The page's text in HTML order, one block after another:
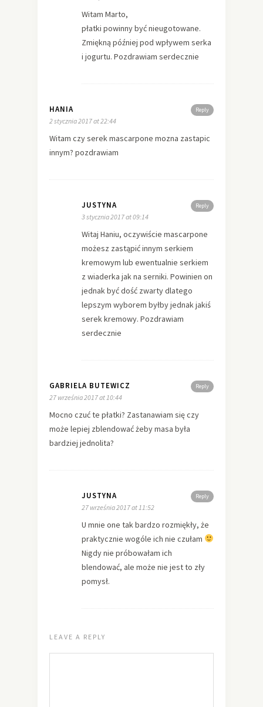
Witam Marto,
płatki powinny być nieugotowane.
Zmiękną później pod wpływem serka
i jogurtu. Pozdrawiam serdecznie
Reply
HANIA
2 stycznia 2017 at 22:44
Witam czy serek mascarpone mozna zastapic
innym? pozdrawiam
Reply
JUSTYNA
3 stycznia 2017 at 09:14
Witaj Haniu, oczywiście mascarpone
możesz zastąpić innym serkiem
kremowym lub ewentualnie serkiem
z wiaderka jak na serniki. Powinien on
jednak być dość zwarty dlatego
lepszym wyborem byłby jednak jakiś
serek kremowy. Pozdrawiam
serdecznie
Reply
GABRIELA BUTEWICZ
27 września 2017 at 10:44
Mocno czuć te płatki? Zastanawiam się czy
może lepiej zblendować żeby masa była
bardziej jednolita?
Reply
JUSTYNA
27 września 2017 at 11:52
U mnie one tak bardzo rozmiękły, że
praktycznie wogóle ich nie czułam
Nigdy nie próbowałam ich
blendować, ale może nie jest to zły
pomysł.
LEAVE A REPLY